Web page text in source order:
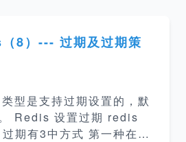
8）--- 过期及过期策
型是支持过期设置的，默
Redis 设置过期 redis
期有3中方式 第一种在设